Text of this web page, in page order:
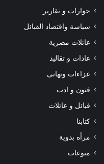
حوارات و تقارير
سياسة واقتصاد القبائل
عائلات مصرية
عادات و تقاليد
عزاءات وتهانى
فنون و ادب
قبائل و عائلات
كتابنا
مرأه بدوية
منوعات